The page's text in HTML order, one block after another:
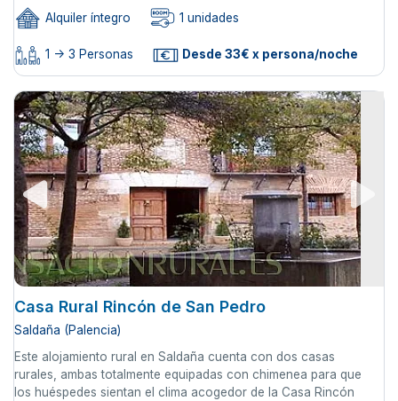
Alquiler íntegro 1 unidades
1 -> 3 Personas Desde 33€ x persona/noche
Casa Rural Rincón de San Pedro
Saldaña (Palencia)
Este alojamiento rural en Saldaña cuenta con dos casas
rurales, ambas totalmente equipadas con chimenea para que
los huéspedes sientan el clima acogedor de la Casa Rincón